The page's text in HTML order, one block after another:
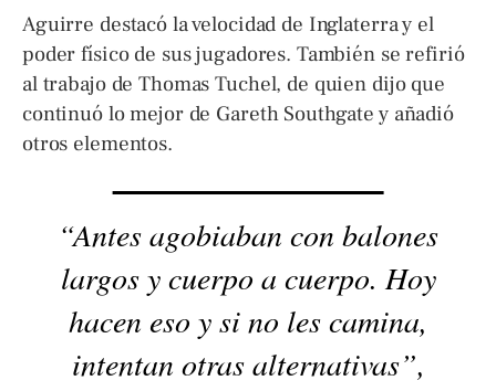
Aguirre destacó la velocidad de Inglaterra y el
poder físico de sus jugadores. También se refirió
al trabajo de Thomas Tuchel, de quien dijo que
continuó lo mejor de Gareth Southgate y añadió
otros elementos.
“Antes agobiaban con balones
largos y cuerpo a cuerpo. Hoy
hacen eso y si no les camina,
intentan otras alternativas”,